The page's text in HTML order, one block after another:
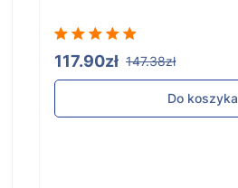
117.90zł 147.38zł
Do koszyka